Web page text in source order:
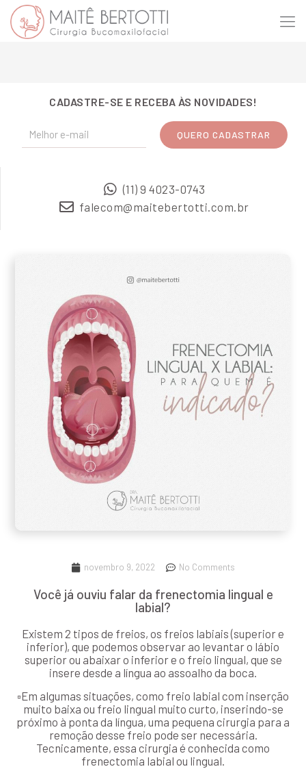
CADASTRE-SE E RECEBA ÀS NOVIDADES!
(11) 9 4023-0743
falecom@maitebertotti.com.br
novembro 9, 2022 No Comments
Você já ouviu falar da frenectomia lingual e
labial?
Existem 2 tipos de freios, os freios labiais (superior e
inferior), que podemos observar ao levantar o lábio
superior ou abaixar o inferior e o freio lingual, que se
insere desde a língua ao assoalho da boca.
▫Em algumas situações, como freio labial com inserção
muito baixa ou freio lingual muito curto, inserindo-se
próximo à ponta da língua, uma pequena cirurgia para a
remoção desse freio pode ser necessária.
Tecnicamente, essa cirurgia é conhecida como
frenectomia labial ou lingual.